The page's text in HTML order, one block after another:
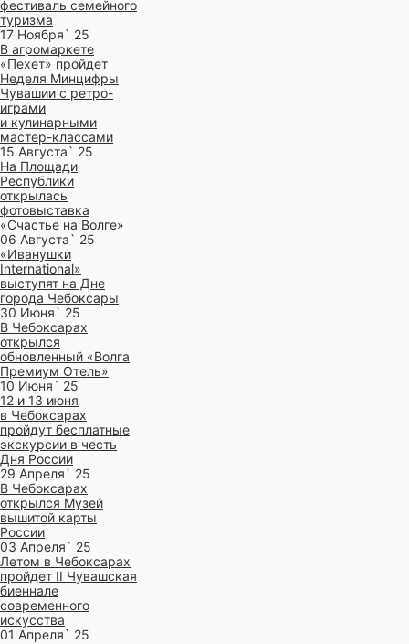
фестиваль семейного
туризма
17 Ноября` 25
В агромаркете
«Пехет» пройдет
Неделя Минцифры
Чувашии с ретро-
играми
и кулинарными
мастер-классами
15 Августа` 25
На Площади
Республики
открылась
фотовыставка
«Счастье на Волге»
06 Августа` 25
«Иванушки
International»
выступят на Дне
города Чебоксары
30 Июня` 25
В Чебоксарах
открылся
обновленный «Волга
Премиум Отель»
10 Июня` 25
12 и 13 июня
в Чебоксарах
пройдут бесплатные
экскурсии в честь
Дня России
29 Апреля` 25
В Чебоксарах
открылся Музей
вышитой карты
России
03 Апреля` 25
Летом в Чебоксарах
пройдет II Чувашская
биеннале
современного
искусства
01 Апреля` 25